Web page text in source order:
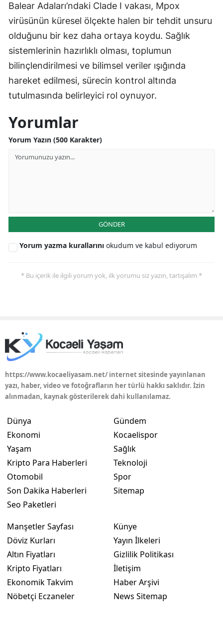
Balear Adaları’ndaki Clade I vakası, Mpox
virüsünün küresel ölçekte halen bir tehdit unsuru
olduğunu bir kez daha ortaya koydu. Sağlık
sistemlerinin hazırlıklı olması, toplumun
bilinçlendirilmesi ve bilimsel veriler ışığında
hareket edilmesi, sürecin kontrol altında
tutulmasında belirleyici rol oynuyor.
Yorumlar
Yorum Yazın (500 Karakter)
GÖNDER
Yorum yazma kurallarını okudum ve kabul ediyorum
* Bu içerik ile ilgili yorum yok, ilk yorumu siz yazın, tartışalım *
https://www.kocaeliyasam.net/ internet sitesinde yayınlanan
yazı, haber, video ve fotoğrafların her türlü hakkı saklıdır. İzin
alınmadan, kaynak gösterilerek dahi kullanılamaz.
Dünya
Ekonomi
Yaşam
Kripto Para Haberleri
Otomobil
Son Dakika Haberleri
Seo Paketleri
Gündem
Kocaelispor
Sağlık
Teknoloji
Spor
Sitemap
Manşetler Sayfası
Döviz Kurları
Altın Fiyatları
Kripto Fiyatları
Ekonomik Takvim
Nöbetçi Eczaneler
Künye
Yayın İlkeleri
Gizlilik Politikası
İletişim
Haber Arşivi
News Sitemap